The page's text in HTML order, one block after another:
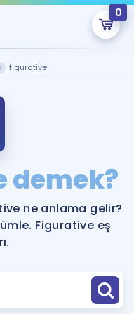
0
onlarca eğitim seni
figurative
demek?
ne anlama gelir?
Figurative eş